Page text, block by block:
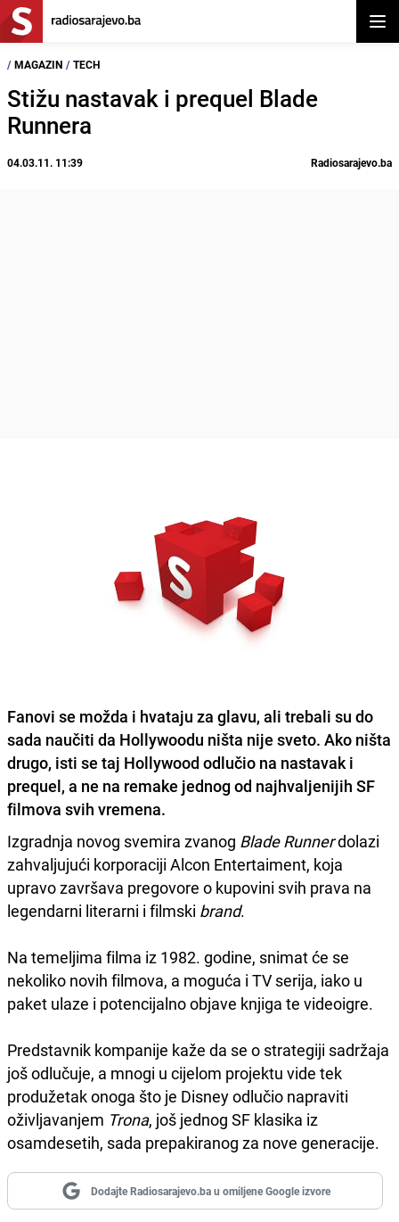
/ MAGAZIN / TECH
Stižu nastavak i prequel Blade
Runnera
04.03.11. 11:39 Radiosarajevo.ba
Fanovi se možda i hvataju za glavu, ali trebali su do
sada naučiti da Hollywoodu ništa nije sveto. Ako ništa
drugo, isti se taj Hollywood odlučio na nastavak i
prequel, a ne na remake jednog od najhvaljenijih SF
filmova svih vremena.
Izgradnja novog svemira zvanog Blade Runnerdolazi
zahvaljujući korporaciji Alcon Entertaiment, koja
upravo završava pregovore o kupovini svih prava na
legendarni literarni i filmski brand.
Na temeljima filma iz 1982. godine, snimat će se
nekoliko novih filmova, a moguća i TV serija, iako u
paket ulaze i potencijalno objave knjiga te videoigre.
Predstavnik kompanije kaže da se o strategiji sadržaja
još odlučuje, a mnogi u cijelom projektu vide tek
produžetak onoga što je Disney odlučio napraviti
oživljavanjem Trona, još jednog SF klasika iz
osamdesetih, sada prepakiranog za nove generacije.
Dodajte Radiosarajevo.ba u omiljene Google izvore